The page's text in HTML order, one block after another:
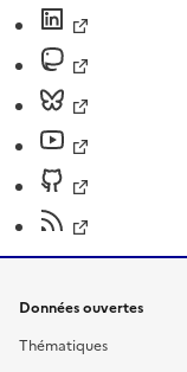
Données ouvertes
Thématiques